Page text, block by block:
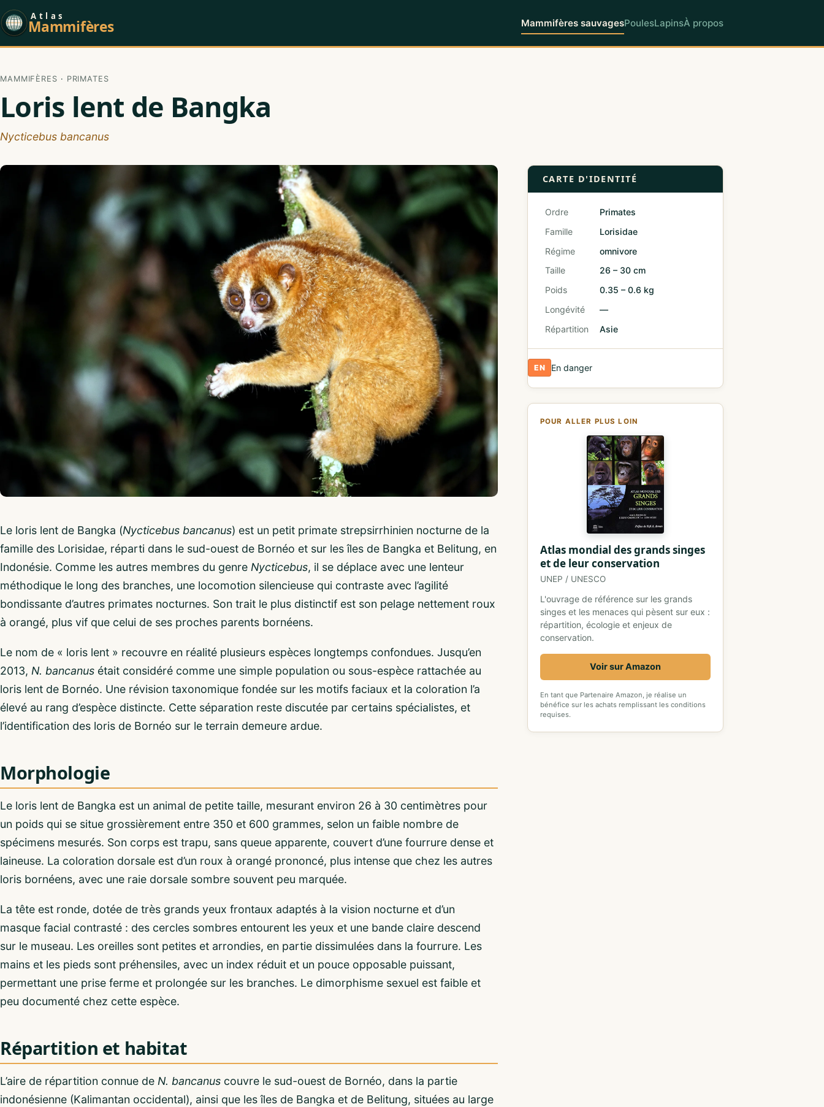
Atlas
Mammifères Mammifères sauvagesPoulesLapinsÀ propos
MAMMIFÈRES · PRIMATES
Loris lent de Bangka
Nycticebus bancanus
Le loris lent de Bangka (Nycticebus bancanus) est un petit primate strepsirrhinien nocturne de la
famille des Lorisidae, réparti dans le sud-ouest de Bornéo et sur les îles de Bangka et Belitung, en
Indonésie. Comme les autres membres du genre Nycticebus, il se déplace avec une lenteur
méthodique le long des branches, une locomotion silencieuse qui contraste avec l’agilité
bondissante d’autres primates nocturnes. Son trait le plus distinctif est son pelage nettement roux
à orangé, plus vif que celui de ses proches parents bornéens.
Le nom de « loris lent » recouvre en réalité plusieurs espèces longtemps confondues. Jusqu’en
2013, N. bancanus était considéré comme une simple population ou sous-espèce rattachée au
loris lent de Bornéo. Une révision taxonomique fondée sur les motifs faciaux et la coloration l’a
élevé au rang d’espèce distincte. Cette séparation reste discutée par certains spécialistes, et
l’identification des loris de Bornéo sur le terrain demeure ardue.
Morphologie
Le loris lent de Bangka est un animal de petite taille, mesurant environ 26 à 30 centimètres pour
un poids qui se situe grossièrement entre 350 et 600 grammes, selon un faible nombre de
spécimens mesurés. Son corps est trapu, sans queue apparente, couvert d’une fourrure dense et
laineuse. La coloration dorsale est d’un roux à orangé prononcé, plus intense que chez les autres
loris bornéens, avec une raie dorsale sombre souvent peu marquée.
La tête est ronde, dotée de très grands yeux frontaux adaptés à la vision nocturne et d’un
masque facial contrasté : des cercles sombres entourent les yeux et une bande claire descend
sur le museau. Les oreilles sont petites et arrondies, en partie dissimulées dans la fourrure. Les
mains et les pieds sont préhensiles, avec un index réduit et un pouce opposable puissant,
permettant une prise ferme et prolongée sur les branches. Le dimorphisme sexuel est faible et
peu documenté chez cette espèce.
Répartition et habitat
L’aire de répartition connue de N. bancanus couvre le sud-ouest de Bornéo, dans la partie
indonésienne (Kalimantan occidental), ainsi que les îles de Bangka et de Belitung, situées au large
CARTE D'IDENTITÉ
Ordre
Primates
Famille
Lorisidae
Régime
omnivore
Taille
26 – 30 cm
Poids
0.35 – 0.6 kg
Longévité
—
Répartition
Asie
EN En danger
POUR ALLER PLUS LOIN
Atlas mondial des grands singes
et de leur conservation
UNEP / UNESCO
L'ouvrage de référence sur les grands
singes et les menaces qui pèsent sur eux :
répartition, écologie et enjeux de
conservation.
Voir sur Amazon
En tant que Partenaire Amazon, je réalise un
bénéfice sur les achats remplissant les conditions
requises.